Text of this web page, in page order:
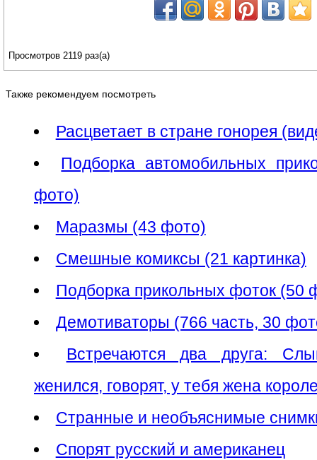
Просмотров 2119 раз(а)
Также рекомендуем посмотреть
Расцветает в стране гонорея
Подборка автомобильных
фото)
Маразмы (43 фото)
Смешные комиксы (21 картинка)
Подборка прикольных фоток (50
Демотиваторы (766 часть, 30
Встречаются два друга:
женился, говорят, у тебя жена
Странные и необъяснимые
Спорят русский и американец